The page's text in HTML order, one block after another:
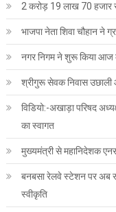
2 करोड़ 19 लाख 70
भाजपा नेता शिवा चौहान ने
नगर निगम ने शुरू किया आज
श्रीगुरू सेवक निवास उछाली
विडियो:-अखाड़ा परिषद
का स्वागत
मुख्यमंत्री से महानिदेशक
बनबसा रेलवे स्टेशन पर अब
स्वीकृति